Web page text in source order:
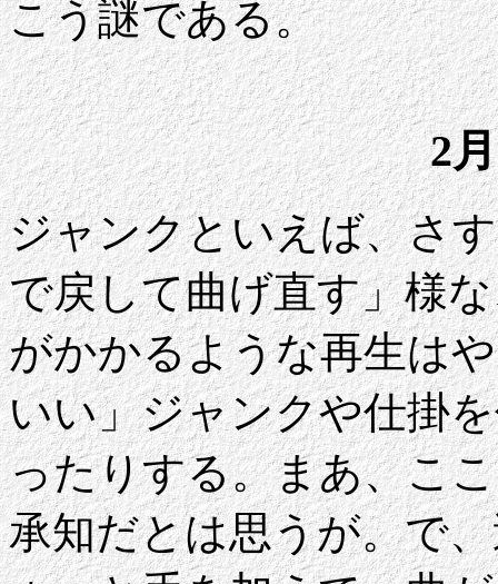
こう謎である。
2
ジャンクといえば、さ
で戻して曲げ直す」様
がかかるような再生は
いい」ジャンクや仕掛
ったりする。まあ、こ
承知だとは思うが。で